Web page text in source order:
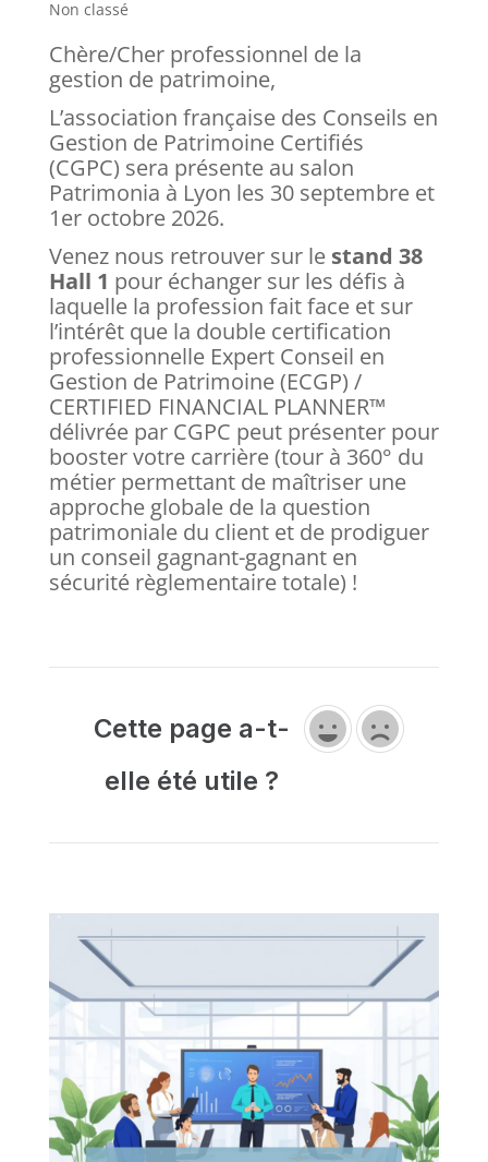
Non classé
Chère/Cher professionnel de la
gestion de patrimoine,
L’association française des Conseils en
Gestion de Patrimoine Certifiés
(CGPC) sera présente au salon
Patrimonia à Lyon les 30 septembre et
1er octobre 2026.
Venez nous retrouver sur le stand 38
Hall 1 pour échanger sur les défis à
laquelle la profession fait face et sur
l’intérêt que la double certification
professionnelle Expert Conseil en
Gestion de Patrimoine (ECGP) /
CERTIFIED FINANCIAL PLANNER™
délivrée par CGPC peut présenter pour
booster votre carrière (tour à 360° du
métier permettant de maîtriser une
approche globale de la question
patrimoniale du client et de prodiguer
un conseil gagnant-gagnant en
sécurité règlementaire totale) !
Cette page a-t-
elle été utile ?